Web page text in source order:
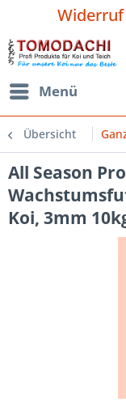
Widerruf
Menü
Übersicht
All Season
Koi, 3mm